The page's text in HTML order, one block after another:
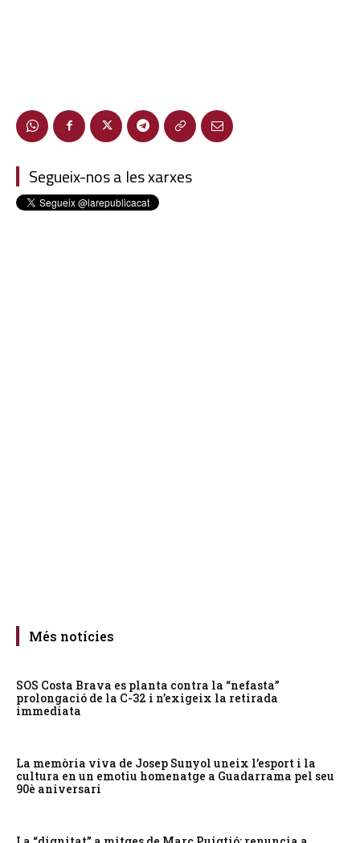
Segueix-nos a les xarxes
Més notícies
SOS Costa Brava es planta contra la “nefasta”
prolongació de la C-32 i n’exigeix la retirada
immediata
La memòria viva de Josep Sunyol uneix l’esport i la
cultura en un emotiu homenatge a Guadarrama pel seu
90è aniversari